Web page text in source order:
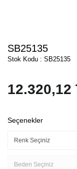
SB25135
Stok Kodu : SB25135
12.320,12
Seçenekler